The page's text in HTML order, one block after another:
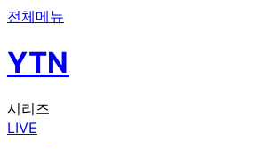
전체메뉴
YTN
시리즈
LIVE